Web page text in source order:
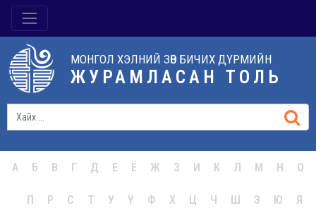
МОНГОЛ ХЭЛНИЙ ЗӨВ БИЧИХ ДҮРМИЙН
ЖУРАМЛАСАН ТОЛЬ
А Б В Г Д Е Ё Ж З И К Л М Н О
П Р С Т У Ү Ф Х Ц Ч Ш Э Ю Я